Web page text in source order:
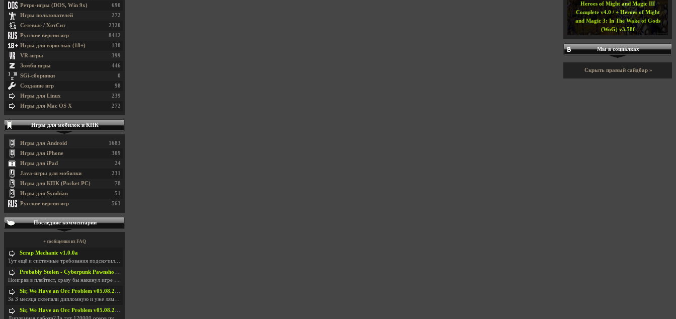
690
Ретро-игры (DOS, Win 9x)
272
Игры пользователей
2320
Сетевые / ХотСит
8412
Русские версии игр
130
Игры для взрослых (18+)
399
VR-игры
446
Зомби игры
0
SGi-сборники
98
Создание игр
239
Игры для Linux
272
Игры для Mac OS X
Игры для мобилок и КПК
1683
Игры для Android
309
Игры для iPhone
24
Игры для iPad
231
Java-игры для мобилки
78
Игры для КПК (Pocket PC)
51
Игры для Symbian
563
Русские версии игр
Последние комментарии
+ сообщения из FAQ
Scrap Mechanic v1.0.0a
Тут ещё и системные требования подскочили. Если не
Probably Stolen - Cyberpunk Pawnshop Simulator v048c [Playtest]
Поиграв в плейтест, сразу бы накинул игре наивысши
Sir, We Have an Orc Problem v05.08.2026
За 3 месяца склепали дипломную и уже лям двести ба
Sir, We Have an Orc Problem v05.08.2026
Heroes of Might and Magic III
Complete v4.0 / + Heroes of Might
and Magic 3: In The Wake of Gods
(WoG) v3.58f
Мы в социалках
Скрыть правый сайдбар »